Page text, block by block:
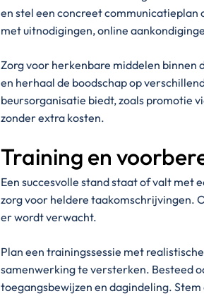
en stel een concreet
met uitnodigingen, online
Zorg voor herkenbare middelen binnen
en herhaal de boodschap op
beursorganisatie biedt, zoals promotie
zonder extra kosten.
Training en
Een succesvolle stand staat of valt met
zorg voor heldere taakomschrijvingen.
er wordt verwacht.
Plan een trainingssessie met
samenwerking te versterken. Besteed
toegangsbewijzen en dagindeling.